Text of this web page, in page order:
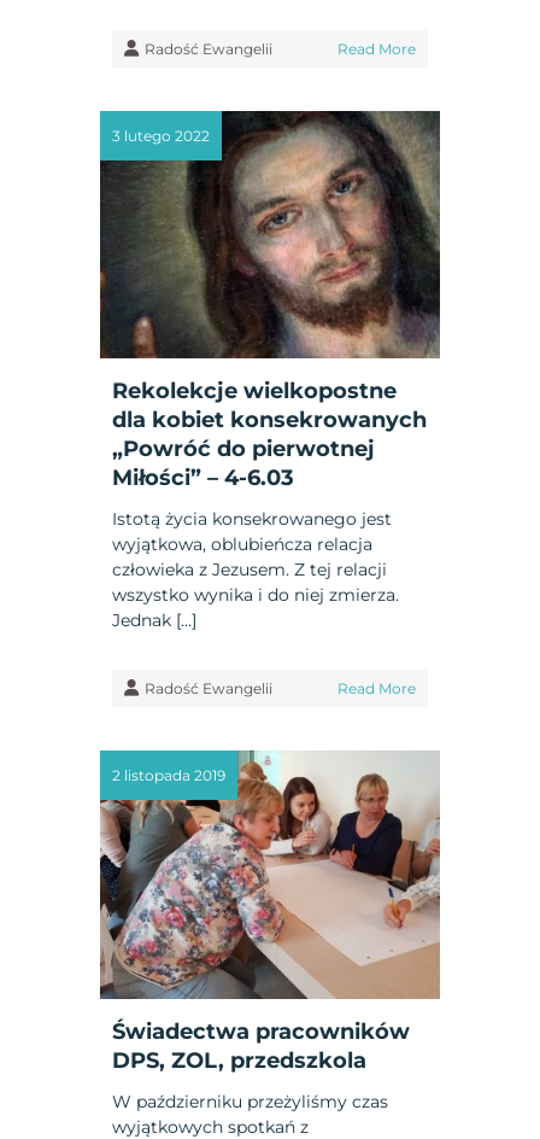
Radość Ewangelii Read More
3 lutego 2022
Rekolekcje wielkopostne
dla kobiet konsekrowanych
„Powróć do pierwotnej
Miłości” – 4-6.03
Istotą życia konsekrowanego jest
wyjątkowa, oblubieńcza relacja
człowieka z Jezusem. Z tej relacji
wszystko wynika i do niej zmierza.
Jednak […]
Radość Ewangelii Read More
2 listopada 2019
Świadectwa pracowników
DPS, ZOL, przedszkola
W październiku przeżyliśmy czas
wyjątkowych spotkań z